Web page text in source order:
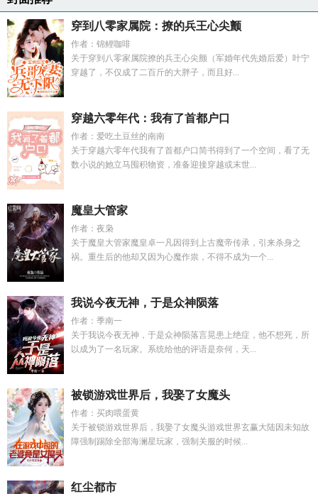
穿到八零家属院：撩的兵王心尖颤
作者：锦鲤咖啡
关于穿到八零家属院撩的兵王心尖颤（军婚年代先婚后爱）叶宁
穿越了，不仅成了二百斤的大胖子，而且好...
穿越六零年代：我有了首都户口
作者：爱吃土豆丝的南南
关于穿越六零年代我有了首都户口简书得到了一个空间，看了无
数小说的她立马囤积物资，准备迎接穿越或末世...
魔皇大管家
作者：夜枭
关于魔皇大管家魔皇卓一凡因得到上古魔帝传承，引来杀身之
祸。重生后的他却又因为心魔作祟，不得不成为一个...
我说今夜无神，于是众神陨落
作者：季南一
关于我说今夜无神，于是众神陨落言晃患上绝症，他不想死，所
以成为了一名玩家。系统给他的评语是奈何，天...
被锁游戏世界后，我娶了女魔头
作者：买肉喂蛋黄
关于被锁游戏世界后，我娶了女魔头游戏世界玄赢大陆因未知故
障强制踢除全部海澜星玩家，强制关服的时候...
红尘都市